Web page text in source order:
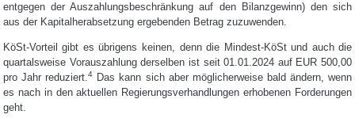
entgegen der Auszahlungsbeschränkung auf den Bilanzgewinn) den sich
aus der Kapitalherabsetzung ergebenden Betrag zuzuwenden.
KöSt-Vorteil gibt es übrigens keinen, denn die Mindest-KöSt und auch die
quartalsweise Vorauszahlung derselben ist seit 01.01.2024 auf EUR 500,00
pro Jahr reduziert.4
Das kann sich aber möglicherweise bald ändern, wenn
es nach in den aktuellen Regierungsverhandlungen erhobenen Forderungen
geht.